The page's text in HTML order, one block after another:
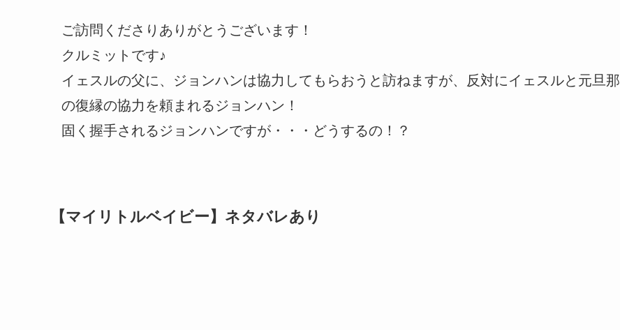
ご訪問くださりありがとうございます！
クルミットです♪
イェスルの父に、ジョンハンは協力してもらおうと訪ねますが、反対にイェスルと元旦那
の復縁の協力を頼まれるジョンハン！
固く握手されるジョンハンですが・・・どうするの！？
【マイリトルベイビー】ネタバレあり